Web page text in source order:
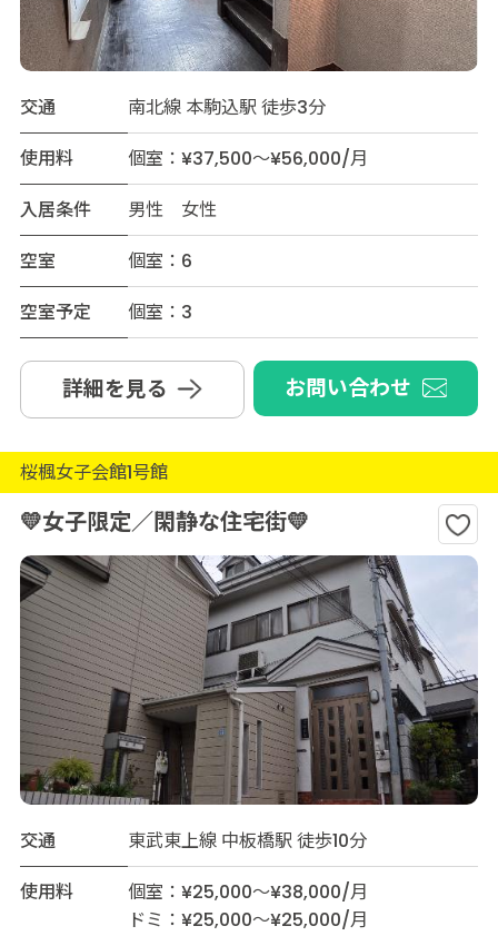
交通
南北線 本駒込駅 徒歩3分
使用料
個室：¥37,500～¥56,000/月
入居条件
男性 女性
空室
個室：6
空室予定
個室：3
詳細を見る お問い合わせ
桜楓女子会館1号館
💛女子限定／閑静な住宅街💛
交通
東武東上線 中板橋駅 徒歩10分
使用料
個室：¥25,000～¥38,000/月
ドミ：¥25,000～¥25,000/月